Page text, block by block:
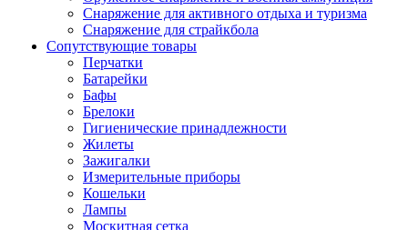
Снаряжение для активного отдыха и туризма
Снаряжение для страйкбола
Сопутствующие товары
Перчатки
Батарейки
Бафы
Брелоки
Гигиенические принадлежности
Жилеты
Зажигалки
Измерительные приборы
Кошельки
Лампы
Москитная сетка